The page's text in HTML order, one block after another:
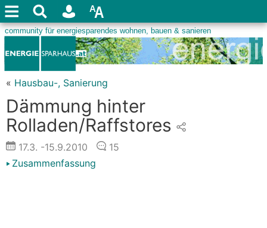
« Hausbau-, Sanierung
Dämmung hinter
Rolladen/Raffstores
17.3. -15.9.2010
15
Zusammenfassung